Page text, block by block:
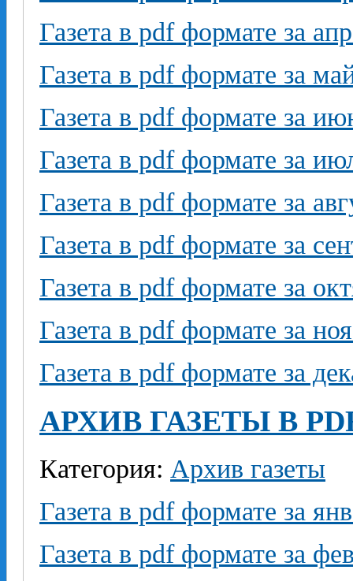
Газета в pdf формате за
Газета в pdf формате за
Газета в pdf формате за
Газета в pdf формате за
Газета в pdf формате за
Газета в pdf формате за
Газета в pdf формате за
Газета в pdf формате за
Газета в pdf формате за
АРХИВ ГАЗЕТЫ В
Категория: Архив газеты
Газета в pdf формате за
Газета в pdf формате за